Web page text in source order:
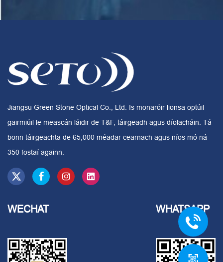
Jiangsu Green Stone Optical Co., Ltd. Is monaróir lionsa optúil
gairmiúil le meascán láidir de T&F, táirgeadh agus díolacháin. Tá
bonn táirgeachta de 65,000 méadar cearnach agus níos mó ná
350 fostaí againn.
WECHAT WHATSAPP